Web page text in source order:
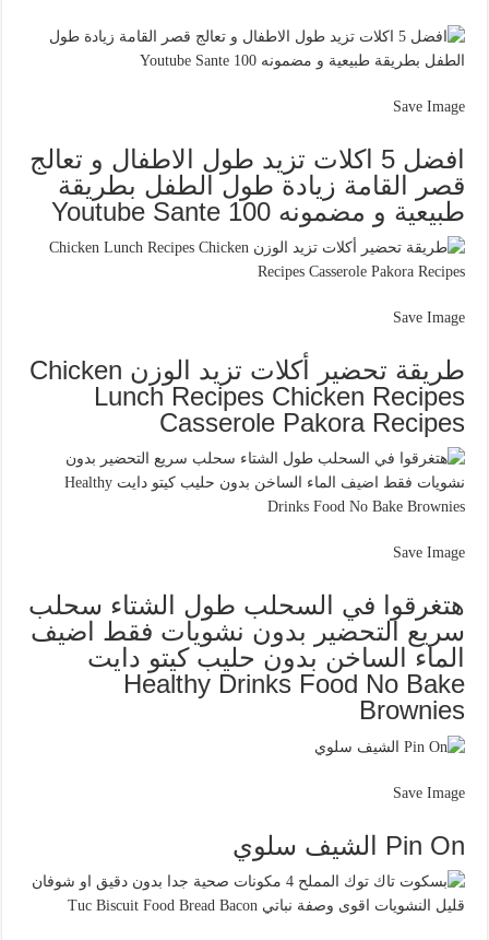
Save Image
افضل 5 اكلات تزيد طول الاطفال و تعالج
قصر القامة زيادة طول الطفل بطريقة
طبيعية و مضمونه 100 Youtube Sante
Save Image
طريقة تحضير أكلات تزيد الوزن Chicken
Lunch Recipes Chicken Recipes
Casserole Pakora Recipes
Save Image
هتغرقوا في السحلب طول الشتاء سحلب
سريع التحضير بدون نشويات فقط اضيف
الماء الساخن بدون حليب كيتو دايت
Healthy Drinks Food No Bake
Brownies
Save Image
Pin On الشيف سلوي